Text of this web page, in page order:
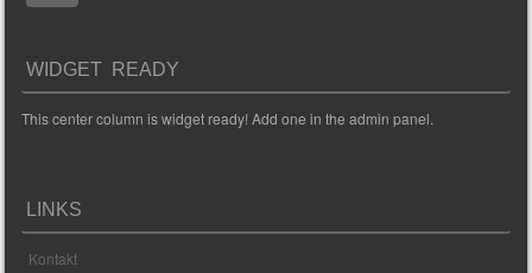
WIDGET READY
This center column is widget ready! Add one in the admin panel.
LINKS
Kontakt